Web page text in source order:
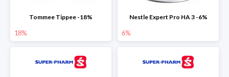
Tommee Tippee -18%
18%
Nestle Expert Pro HA 3 -6%
6%